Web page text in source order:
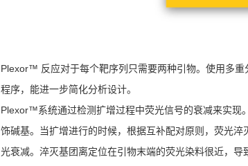
Plexor™ 反应对于每个靶序列只需要两种引物。使用多
程序，能进一步简化分析设计。
Plexor™系统通过检测扩增过程中荧光信号的衰减来实现
饰碱基。当扩增进行的时候，根据互补配对原则，荧光
光衰减。淬灭基团离定位在引物末端的荧光染料很近，